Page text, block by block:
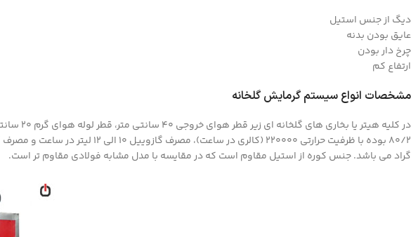
دیگ از جنس استیل
عایق بودن بدنه
چرخ دار بودن
ارتفاع کم
مشخصات انواع سیستم گرمایش گلخانه
گراد می باشد. جنس کوره از استیل مقاوم است که در مقایسه با مدل مشابه فولادی مقاوم تر است.